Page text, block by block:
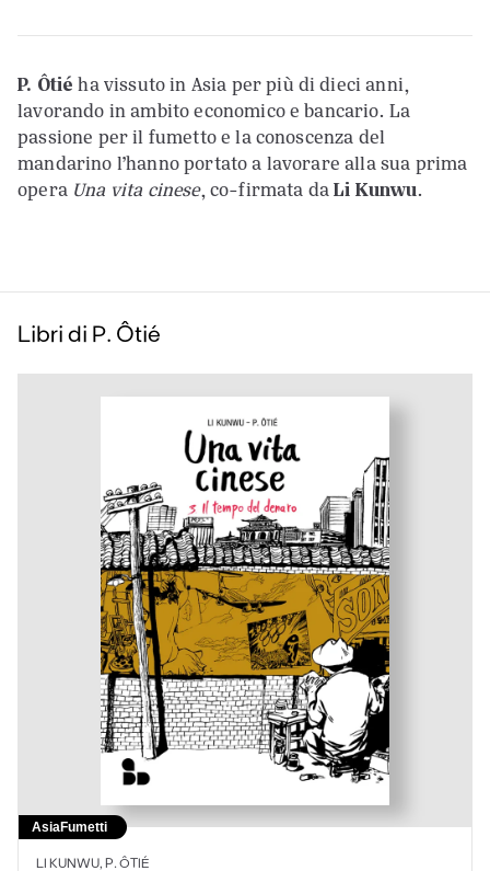
P. Ôtié ha vissuto in Asia per più di dieci anni,
lavorando in ambito economico e bancario. La
passione per il fumetto e la conoscenza del
mandarino l’hanno portato a lavorare alla sua prima
operaUna vita cinese, co-firmata daLi Kunwu.
Libri di P. Ôtié
AsiaFumetti
LI KUNWU, P. ÔTIÉ